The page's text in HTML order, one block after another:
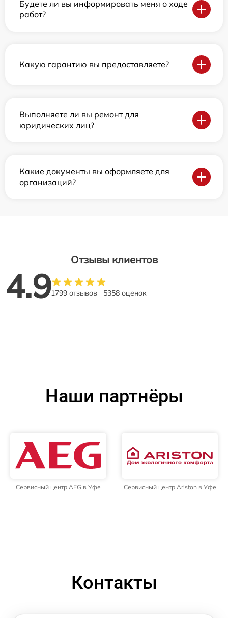
Будете ли вы информировать меня о ходе
работ?
Какую гарантию вы предоставляете?
Выполняете ли вы ремонт для
юридических лиц?
Какие документы вы оформляете для
организаций?
Отзывы клиентов
4.91799 отзывов 5358 оценок
Наши партнёры
Сервисный центр AEG в Уфе Сервисный центр Ariston в Уфе
Контакты